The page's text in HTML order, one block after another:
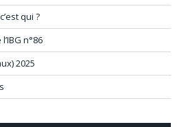
qui ?
n°86
2025